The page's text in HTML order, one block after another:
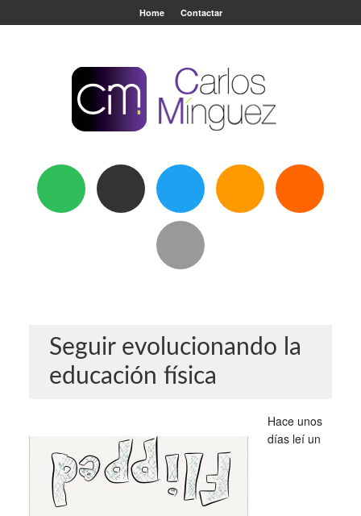
Home Contactar
Seguir evolucionando la
educación física
Hace unos
días leí un